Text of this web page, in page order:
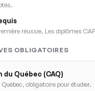
réussie. Les diplômes
OBLIGATOIRES
Québec (CAQ)
obligatoire pour étudier.